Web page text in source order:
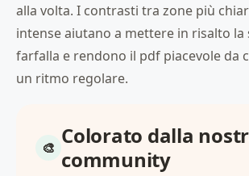
alla volta. I contrasti tra zone più
intense aiutano a mettere in risalto la
farfalla e rendono il pdf piacevole da
un ritmo regolare.
Colorato dalla
community